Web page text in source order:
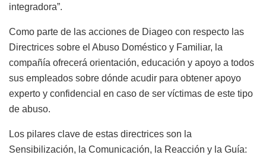
integradora”.
Como parte de las acciones de Diageo con respecto las
Directrices sobre el Abuso Doméstico y Familiar, la
compañía ofrecerá orientación, educación y apoyo a todos
sus empleados sobre dónde acudir para obtener apoyo
experto y confidencial en caso de ser víctimas de este tipo
de abuso.
Los pilares clave de estas directrices son la
Sensibilización, la Comunicación, la Reacción y la Guía: